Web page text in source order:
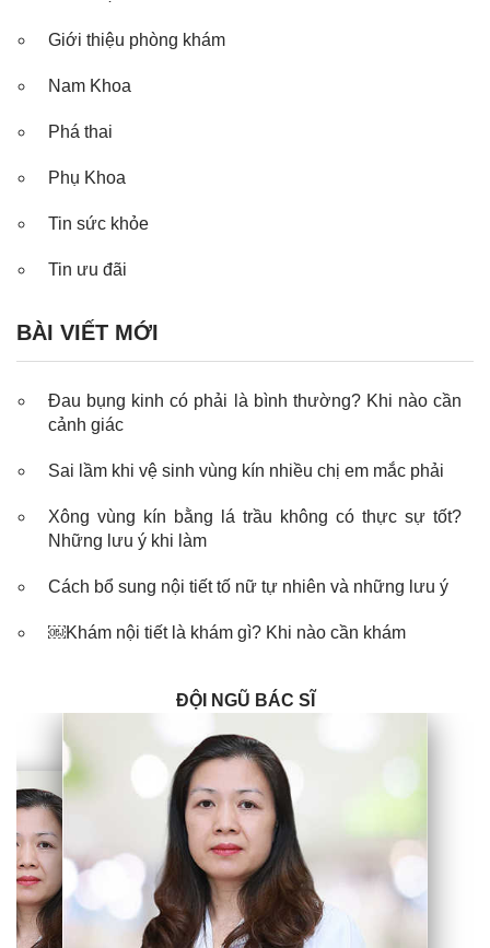
Giới thiệu phòng khám
Nam Khoa
Phá thai
Phụ Khoa
Tin sức khỏe
Tin ưu đãi
BÀI VIẾT MỚI
Đau bụng kinh có phải là bình thường? Khi nào cần
cảnh giác
Sai lầm khi vệ sinh vùng kín nhiều chị em mắc phải
Xông vùng kín bằng lá trầu không có thực sự tốt?
Những lưu ý khi làm
Cách bổ sung nội tiết tố nữ tự nhiên và những lưu ý
￼Khám nội tiết là khám gì? Khi nào cần khám
ĐỘI NGŨ BÁC SĨ